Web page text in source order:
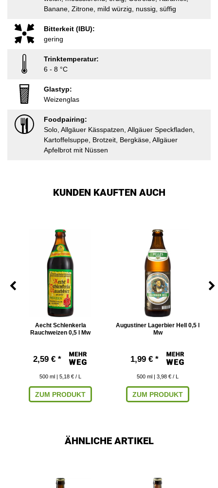
Banane, Zitrone, mild würzig, nussig, süffig
Bitterkeit (IBU):
gering
Trinktemperatur:
6 - 8 °C
Glastyp:
Weizenglas
Foodpairing:
Solo, Allgäuer Kässpatzen, Allgäuer Speckfladen,
Kartoffelsuppe, Brotzeit, Bergkäse, Allgäuer
Apfelbrot mit Nüssen
KUNDEN KAUFTEN AUCH
Aecht Schlenkerla
Rauchweizen 0,5 l Mw
2,59 € *
500 ml | 5,18 € / L
ZUM PRODUKT
Augustiner Lagerbier Hell 0,5 l
Mw
1,99 € *
500 ml | 3,98 € / L
ZUM PRODUKT
ÄHNLICHE ARTIKEL